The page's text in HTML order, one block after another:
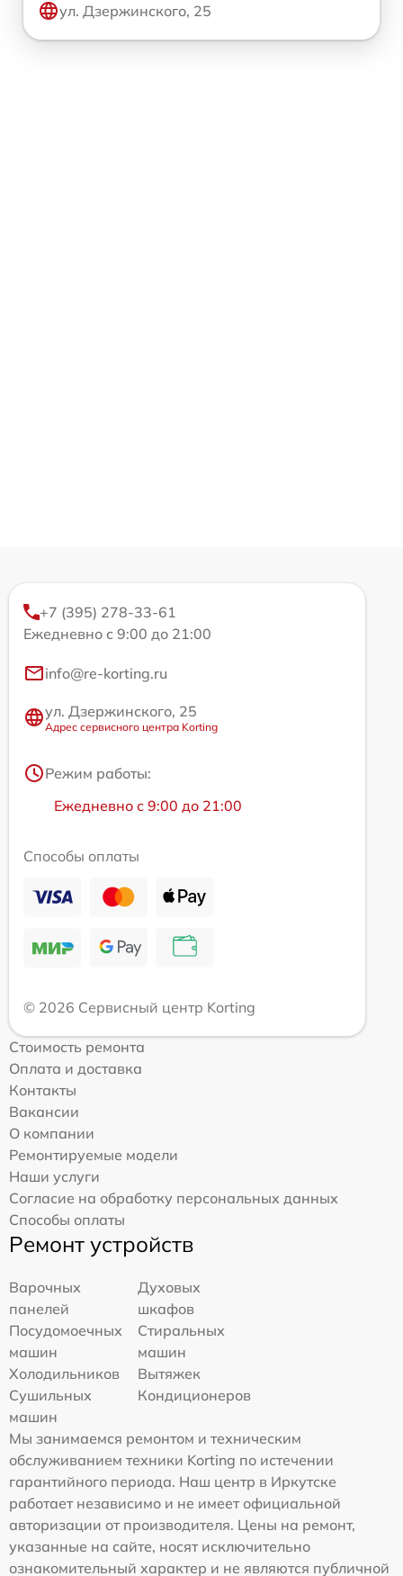
ул. Дзержинского, 25
+7 (395) 278-33-61
Ежедневно с 9:00 до 21:00
info@re-korting.ru
ул. Дзержинского, 25
Адрес сервисного центра Korting
Режим работы:
Ежедневно с 9:00 до 21:00
Способы оплаты
© 2026 Сервисный центр Korting
Стоимость ремонта
Оплата и доставка
Контакты
Вакансии
О компании
Ремонтируемые модели
Наши услуги
Согласие на обработку персональных данных
Способы оплаты
Ремонт устройств
Варочных
панелей
Духовых
шкафов
Посудомоечных
машин
Стиральных
машин
Холодильников
Вытяжек
Сушильных
машин
Кондиционеров
Мы занимаемся ремонтом и техническим
обслуживанием техники Korting по истечении
гарантийного периода. Наш центр в Иркутске
работает независимо и не имеет официальной
авторизации от производителя. Цены на ремонт,
указанные на сайте, носят исключительно
ознакомительный характер и не являются публичной